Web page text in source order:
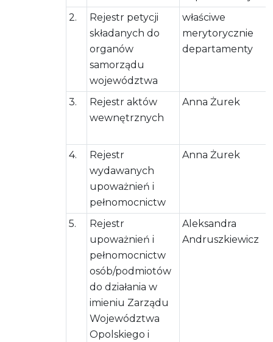
2.
Rejestr petycji
składanych do
organów
samorządu
województwa
właściwe
merytorycznie
departamenty
3.
Rejestr aktów
wewnętrznych
Anna Żurek
4.
Rejestr
wydawanych
upoważnień i
pełnomocnictw
Anna Żurek
5.
Rejestr
upoważnień i
pełnomocnictw
osób/podmiotów
do działania w
imieniu Zarządu
Województwa
Opolskiego i
Aleksandra
Andruszkiewicz